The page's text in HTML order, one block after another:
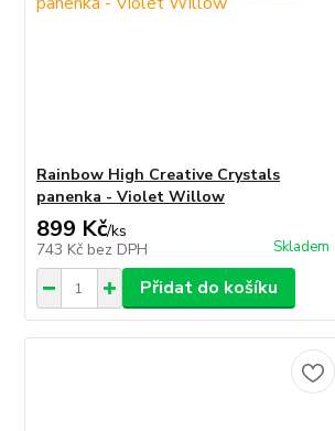
Rainbow High Creative Crystals
panenka - Violet Willow
899 Kč/ks
743 Kč bez DPH Skladem
Přidat do košíku